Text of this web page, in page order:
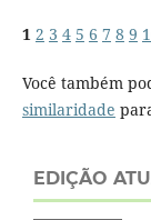
1 2 3 4 5 6 7 8 9
Você também
similaridade
EDIÇÃO